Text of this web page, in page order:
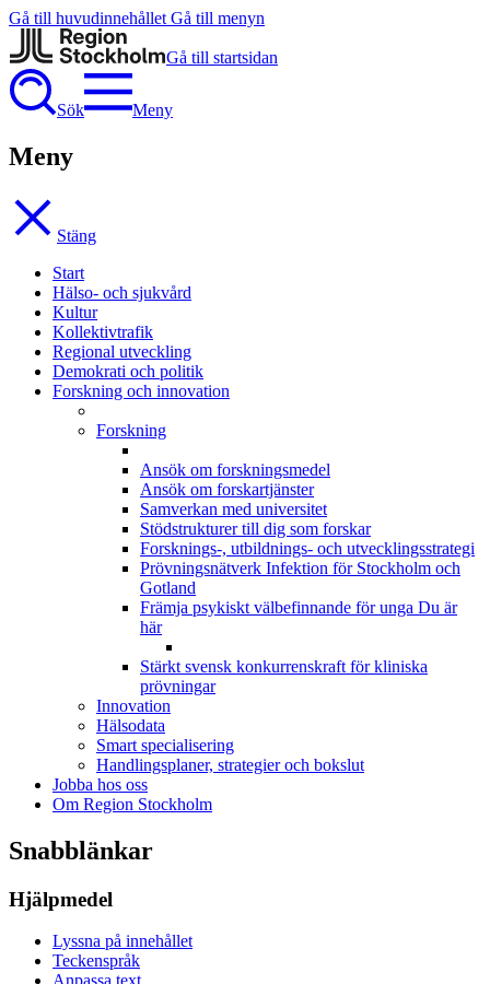
Gå till huvudinnehållet Gå till menyn
Gå till startsidan
Sök Meny
Meny
Stäng
Start
Hälso- och sjukvård
Kultur
Kollektivtrafik
Regional utveckling
Demokrati och politik
Forskning och innovation
Forskning
Ansök om forskningsmedel
Ansök om forskartjänster
Samverkan med universitet
Stödstrukturer till dig som forskar
Forsknings-, utbildnings- och utvecklingsstrategi
Prövningsnätverk Infektion för Stockholm och
Gotland
Främja psykiskt välbefinnande för unga Du är
här
Stärkt svensk konkurrenskraft för kliniska
prövningar
Innovation
Hälsodata
Smart specialisering
Handlingsplaner, strategier och bokslut
Jobba hos oss
Om Region Stockholm
Snabblänkar
Hjälpmedel
Lyssna på innehållet
Teckenspråk